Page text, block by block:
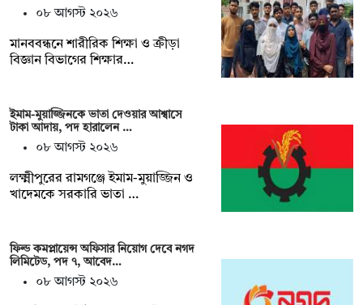
০৮ আগস্ট ২০২৬
মানববন্ধনে শারীরিক শিক্ষা ও ক্রীড়া
বিজ্ঞান বিভাগের শিক্ষার…
ইমাম-মুয়াজ্জিনকে ভাতা দেওয়ার আশ্বাসে
টাকা আদায়, পদ হারালেন …
০৮ আগস্ট ২০২৬
লক্ষ্মীপুরের রামগঞ্জে ইমাম-মুয়াজ্জিন ও
খাদেমকে সরকারি ভাতা …
ফিল্ড কমপ্লায়েন্স অফিসার নিয়োগ দেবে নগদ
লিমিটেড, পদ ৭, আবেদ…
০৮ আগস্ট ২০২৬